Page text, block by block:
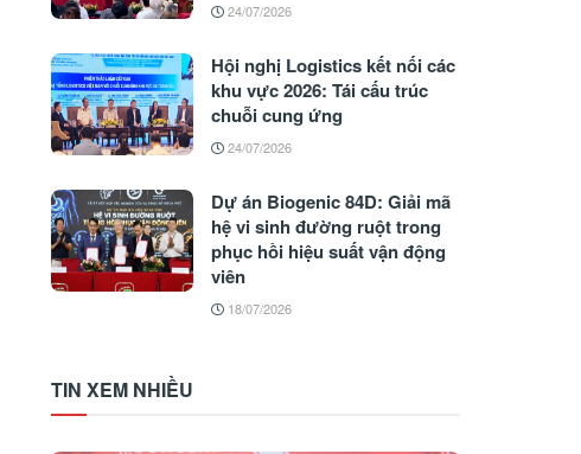
24/07/2026
Hội nghị Logistics kết nối các
khu vực 2026: Tái cấu trúc
chuỗi cung ứng
24/07/2026
Dự án Biogenic 84D: Giải mã
hệ vi sinh đường ruột trong
phục hồi hiệu suất vận động
viên
18/07/2026
TIN XEM NHIỀU